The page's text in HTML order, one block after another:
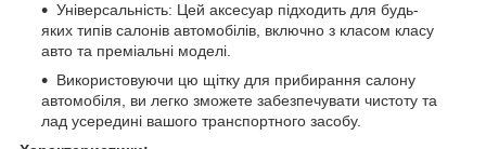
Універсальність: Цей аксесуар підходить для будь-
яких типів салонів автомобілів, включно з класом класу
авто та преміальні моделі.
Використовуючи цю щітку для прибирання салону
автомобіля, ви легко зможете забезпечувати чистоту та
лад усередині вашого транспортного засобу.